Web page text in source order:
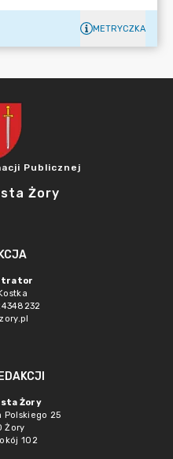
METRYCZKA
Publicznej
Żory
Żory
Polskiego 25
Żory
102